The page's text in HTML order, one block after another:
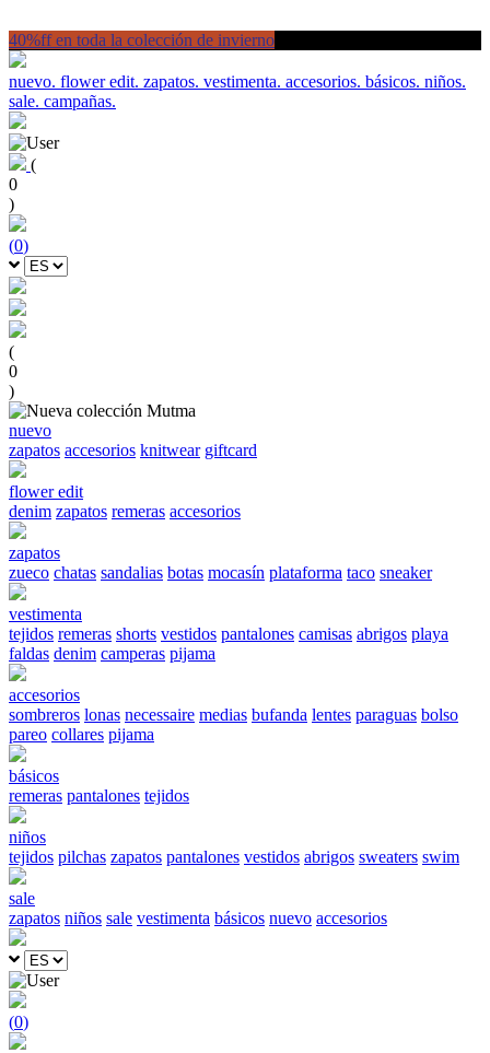
40%ff en toda la colección de invierno
nuevo. flower edit. zapatos. vestimenta. accesorios. básicos. niños.
sale. campañas.
(
0
)
(0)
(
0
)
nuevo
zapatos accesorios knitwear giftcard
flower edit
denim zapatos remeras accesorios
zapatos
zueco chatas sandalias botas mocasín plataforma taco sneaker
vestimenta
tejidos remeras shorts vestidos pantalones camisas abrigos playa
faldas denim camperas pijama
accesorios
sombreros lonas necessaire medias bufanda lentes paraguas bolso
pareo collares pijama
básicos
remeras pantalones tejidos
niños
tejidos pilchas zapatos pantalones vestidos abrigos sweaters swim
sale
zapatos niños sale vestimenta básicos nuevo accesorios
(0)